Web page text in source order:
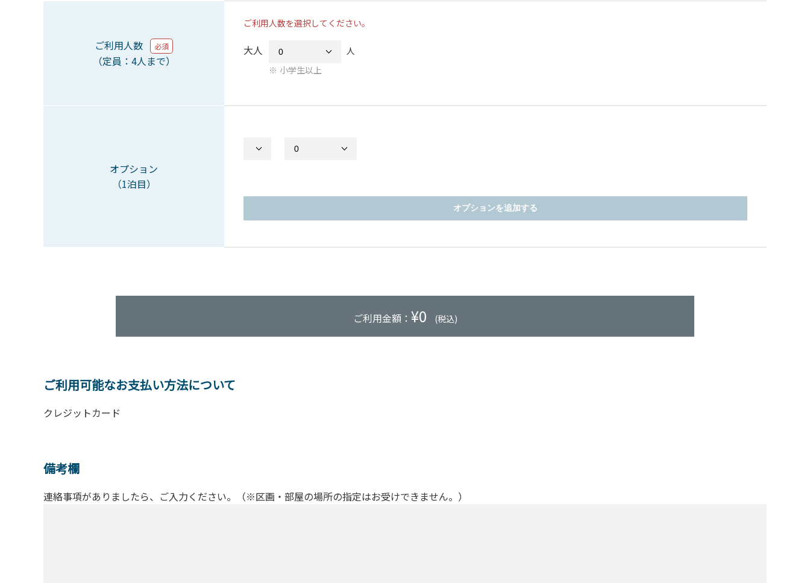
ご利用人数 必須
（定員：4人まで）
ご利用人数を選択してください。
大人
人
小学生以上
オプション
（1泊目）
オプションを追加する
ご利用金額： ¥0 (税込)
ご利用可能なお支払い方法について
クレジットカード
備考欄
連絡事項がありましたら、ご入力ください。（※区画・部屋の場所の指定はお受けできません。）